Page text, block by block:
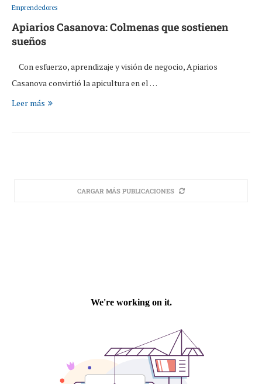
Emprendedores
Apiarios Casanova: Colmenas que sostienen
sueños
Con esfuerzo, aprendizaje y visión de negocio, Apiarios
Casanova convirtió la apicultura en el …
Leer más
CARGAR MÁS PUBLICACIONES